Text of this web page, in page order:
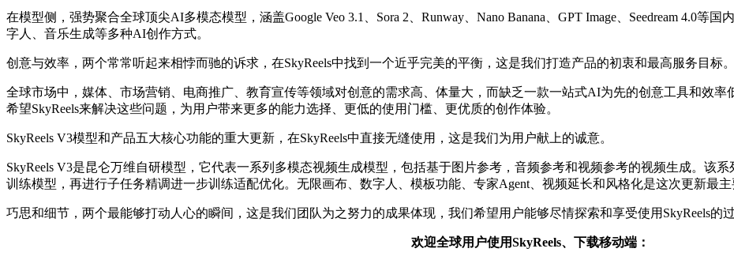
在模型侧，强势聚合全球顶尖AI多模态模型，涵盖Google Veo 3.1、Sora 2、Runway、Nano Banana、GPT Image、Seedream 4.0等
字人、音乐生成等多种AI创作方式。
创意与效率，两个常常听起来相悖而驰的诉求，在SkyReels中找到一个近乎完美的平衡，这是我们打造产品的初衷和最高服务目标。
全球市场中，媒体、市场营销、电商推广、教育宣传等领域对创意的需求高、体量大，而缺乏一款一站式AI为先的创意工具和效
希望SkyReels来解决这些问题，为用户带来更多的能力选择、更低的使用门槛、更优质的创作体验。
SkyReels V3模型和产品五大核心功能的重大更新，在SkyReels中直接无缝使用，这是我们为用户献上的诚意。
SkyReels V3是昆仑万维自研模型，它代表一系列多模态视频生成模型，包括基于图片参考，音频参考和视频参考的视频生成。该系
训练模型，再进行子任务精调进一步训练适配优化。无限画布、数字人、模板功能、专家Agent、视频延长和风格化是这次更新最主
巧思和细节，两个最能够打动人心的瞬间，这是我们团队为之努力的成果体现，我们希望用户能够尽情探索和享受使用SkyReels的
欢迎全球用户使用SkyReels、下载移动端：